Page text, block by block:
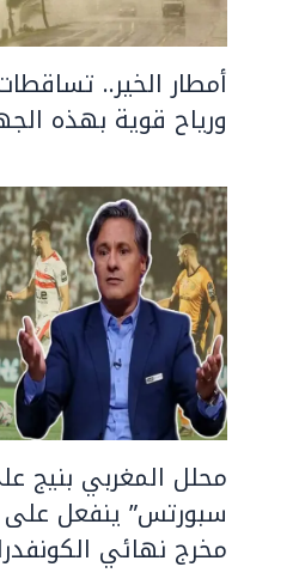
أمطار الخير..
ورياح قوية بهذه
محلل المغربي بنيج
سبورتس” ينفعل على
مخرج نهائي